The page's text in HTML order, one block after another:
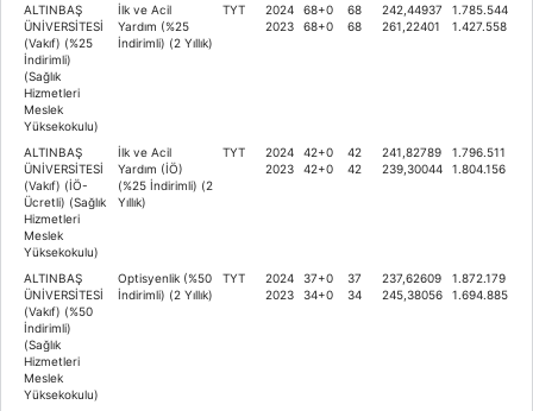
ALTINBAŞ
ÜNİVERSİTESİ
(Vakıf) (%25
İndirimli)
(Sağlık
Hizmetleri
Meslek
Yüksekokulu)
İlk ve Acil
Yardım (%25
İndirimli) (2 Yıllık)
TYT
2024
2023
68+0
68+0
68
68
242,44937
261,22401
1.785.544
1.427.558
ALTINBAŞ
ÜNİVERSİTESİ
(Vakıf) (İÖ-
Ücretli) (Sağlık
Hizmetleri
Meslek
Yüksekokulu)
İlk ve Acil
Yardım (İÖ)
(%25 İndirimli) (2
Yıllık)
TYT
2024
2023
42+0
42+0
42
42
241,82789
239,30044
1.796.511
1.804.156
ALTINBAŞ
ÜNİVERSİTESİ
(Vakıf) (%50
İndirimli)
(Sağlık
Hizmetleri
Meslek
Yüksekokulu)
Optisyenlik (%50
İndirimli) (2 Yıllık)
TYT
2024
2023
37+0
34+0
37
34
237,62609
245,38056
1.872.179
1.694.885